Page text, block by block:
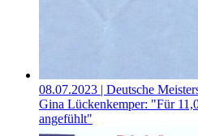
08.07.2023 | Deutsche
Gina Lückenkemper: "Für
angefühlt"